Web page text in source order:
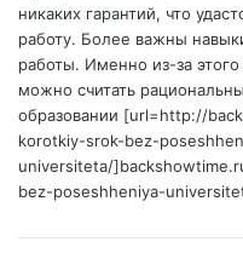
никаких гарантий, что
работу. Более важны
работы. Именно из-за
можно считать
образовании [url=http://
korotkiy-srok-bez-
universiteta/
bez-poseshheniya-